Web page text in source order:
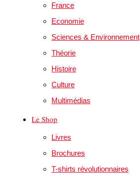
France
Economie
Sciences & Environnement
Théorie
Histoire
Culture
Multimédias
Le Shop
Livres
Brochures
T-shirts révolutionnaires